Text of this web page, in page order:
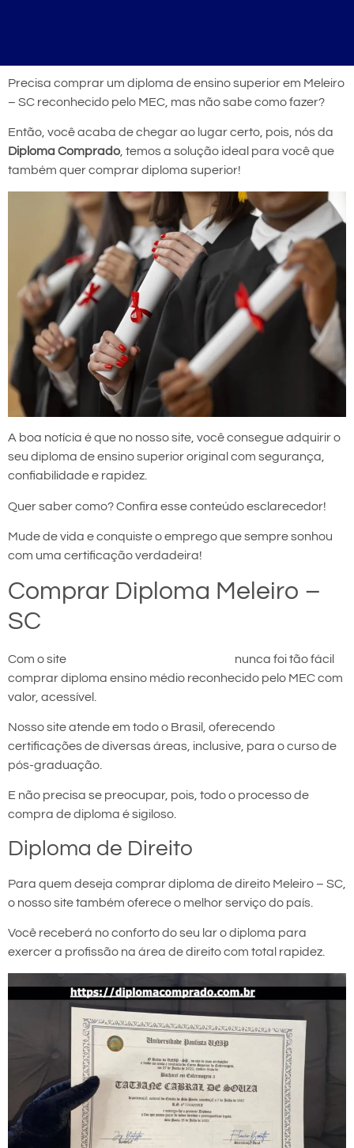
Precisa comprar um diploma de ensino superior em Meleiro
– SC reconhecido pelo MEC, mas não sabe como fazer?
Então, você acaba de chegar ao lugar certo, pois, nós da
Diploma Comprado, temos a solução ideal para você que
também quer comprar diploma superior!
A boa notícia é que no nosso site, você consegue adquirir o
seu diploma de ensino superior original com segurança,
confiabilidade e rapidez.
Quer saber como? Confira esse conteúdo esclarecedor!
Mude de vida e conquiste o emprego que sempre sonhou
com uma certificação verdadeira!
Comprar Diploma Meleiro –
SC
Com o site
nunca foi tão fácil
comprar diploma ensino médio reconhecido pelo MEC com
valor, acessível.
Nosso site atende em todo o Brasil, oferecendo
certificações de diversas áreas, inclusive, para o curso de
pós-graduação.
E não precisa se preocupar, pois, todo o processo de
compra de diploma é sigiloso.
Diploma de Direito
Para quem deseja comprar diploma de direito Meleiro – SC,
o nosso site também oferece o melhor serviço do país.
Você receberá no conforto do seu lar o diploma para
exercer a profissão na área de direito com total rapidez.